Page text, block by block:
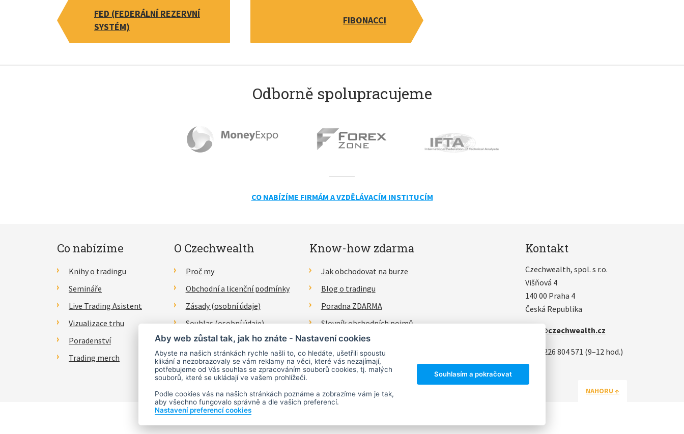
FED (FEDERÁLNÍ REZERVNÍ
SYSTÉM)
FIBONACCI
Odborně spolupracujeme
CO NABÍZÍME FIRMÁM A VZDĚLÁVACÍM INSTITUCÍM
Co nabízíme
Knihy o tradingu
Semináře
Live Trading Asistent
Vizualizace trhu
Poradenství
Trading merch
O Czechwealth
Proč my
Obchodní a licenční podmínky
Zásady (osobní údaje)
Souhlas (osobní údaje)
Právní prohlášení
Kontakty
Know-how zdarma
Jak obchodovat na burze
Blog o tradingu
Poradna ZDARMA
Slovník obchodních pojmů
Kontakt
Czechwealth, spol. s r.o.
Višňová 4
140 00 Praha 4
Česká Republika
info@czechwealth.cz
+420 226 804 571 (9–12 hod.)
NAHORU ↑
Aby web zůstal tak, jak ho znáte - Nastavení cookies
Abyste na našich stránkách rychle našli to, co hledáte, ušetřili spoustu
klikání a nezobrazovaly se vám reklamy na věci, které vás nezajímají,
potřebujeme od Vás souhlas se zpracováním souborů cookies, tj. malých
souborů, které se ukládají ve vašem prohlížeči.
Podle cookies vás na našich stránkách poznáme a zobrazíme vám je tak,
aby všechno fungovalo správně a dle vašich preferencí.
Nastavení preferencí cookies
Souhlasím a pokračovat